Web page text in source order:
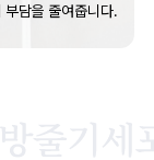
부담을 줄여줍니다.